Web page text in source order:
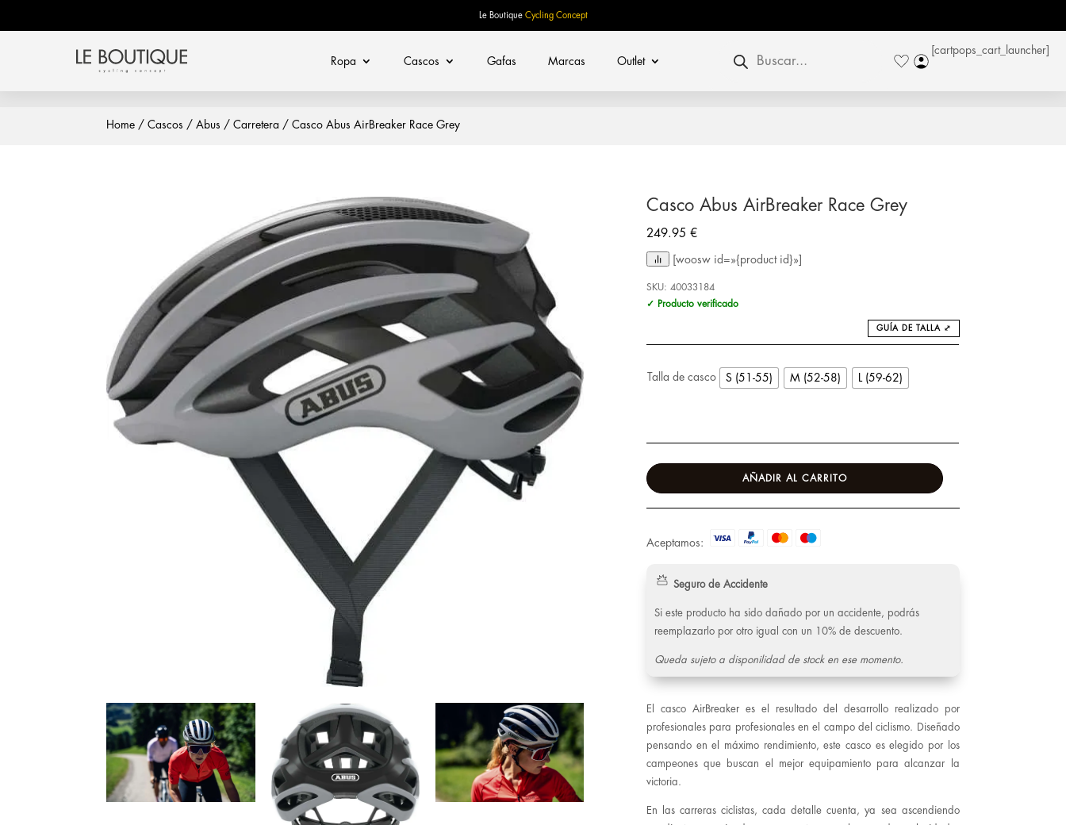
Le Boutique Cycling Concept
Ropa Cascos Gafas Marcas Outlet
productos
[cartpops_cart_launcher]
Home /Cascos /Abus /Carretera / Casco Abus AirBreaker Race Grey
Casco Abus AirBreaker Race Grey
249.95 €
[woosw id=»{product id}»]
SKU: 40033184
✓ Producto verificado
GUÍA DE TALLA ⤢
Talla de casco S (51-55) M (52-58) L (59-62)
AÑADIR AL CARRITO
Aceptamos:
Seguro de Accidente
Si este producto ha sido dañado por un accidente, podrás
reemplazarlo por otro igual con un 10% de descuento.
Queda sujeto a disponilidad de stock en ese momento.
El casco AirBreaker es el resultado del desarrollo realizado por
profesionales para profesionales en el campo del ciclismo. Diseñado
pensando en el máximo rendimiento, este casco es elegido por los
campeones que buscan el mejor equipamiento para alcanzar la
victoria.
En las carreras ciclistas, cada detalle cuenta, ya sea ascendiendo